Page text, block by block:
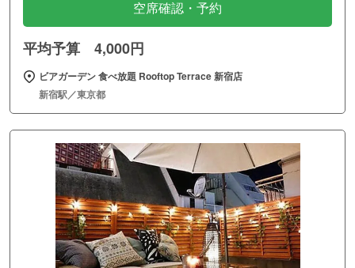
空席確認・予約
平均予算 4,000円
ビアガーデン 食べ放題 Rooftop Terrace 新宿店
新宿駅／東京都